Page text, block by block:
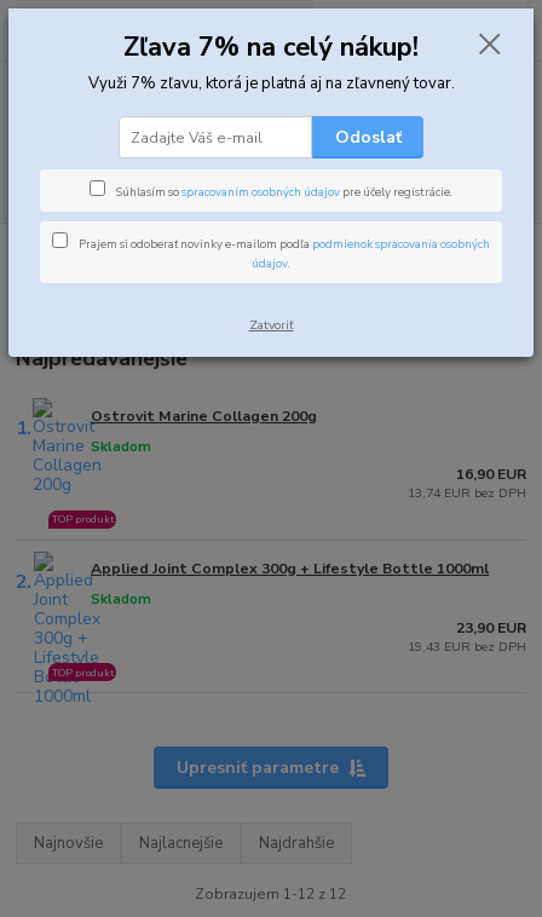
Hľadať
0,00 EUR
Kĺbová výživa
Najpredávanejšie
1. Ostrovit Marine Collagen 200g
Skladom
TOP produkt
16,90 EUR
13,74 EUR bez DPH
2. Applied Joint Complex 300g + Lifestyle Bottle 1000ml
Skladom
TOP produkt
23,90 EUR
19,43 EUR bez DPH
Upresniť parametre
Najnovšie Najlacnejšie Najdrahšie
Zobrazujem 1-12 z 12
Zľava 7% na celý nákup!
Využi 7% zľavu, ktorá je platná aj na zľavnený tovar.
Odoslať
Súhlasím sospracovaním osobných údajov pre účely registrácie.
Prajem si odoberať novinky e-mailom podľa podmienok spracovania osobných
údajov.
Zatvoriť